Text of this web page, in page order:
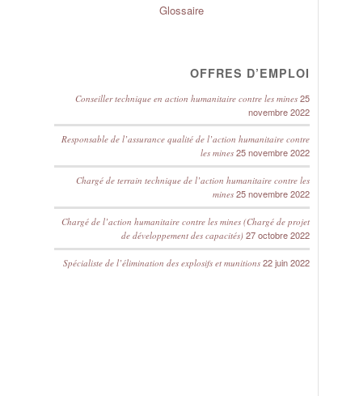
Glossaire
OFFRES D’EMPLOI
Conseiller technique en action humanitaire contre les mines 25
novembre 2022
Responsable de l’assurance qualité de l’action humanitaire contre
les mines 25 novembre 2022
Chargé de terrain technique de l’action humanitaire contre les
mines 25 novembre 2022
Chargé de l’action humanitaire contre les mines (Chargé de projet
de développement des capacités) 27 octobre 2022
Spécialiste de l’élimination des explosifs et munitions 22 juin 2022